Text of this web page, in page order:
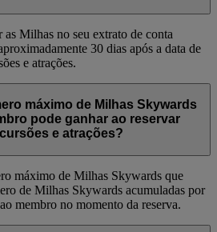
Milhas no seu extrato de conta
30 dias após a data de
e atrações.
máximo de Milhas Skywards
pode ganhar ao reservar
e atrações?
máximo de Milhas Skywards que
de Milhas Skywards acumuladas por
membro no momento da reserva.